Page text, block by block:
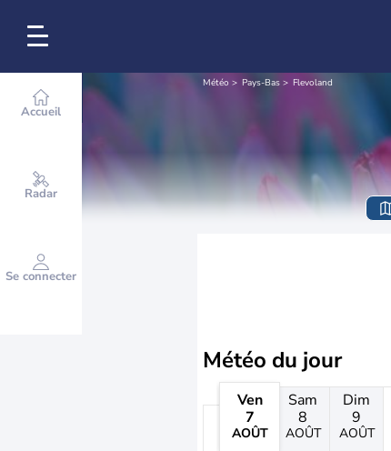
Accueil
Radar
Se connecter
Météo Pays-Bas Flevoland
Météo du jour
Ven
7
AOÛT
Sam
8
AOÛT
Dim
9
AOÛT